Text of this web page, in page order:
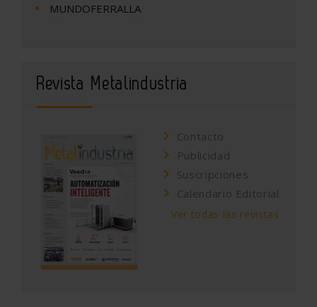
MUNDOFERRALLA
Revista Metalindustria
Contacto
Publicidad
Suscripciones
Calendario Editorial
Ver todas las revistas